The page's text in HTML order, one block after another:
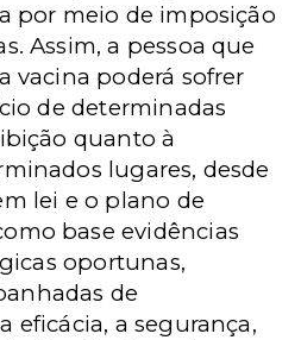
por meio de imposição
Assim, a pessoa que
vacina poderá sofrer
de determinadas
quanto à
lugares, desde
lei e o plano de
base evidências
oportunas,
de
eficácia, a segurança,